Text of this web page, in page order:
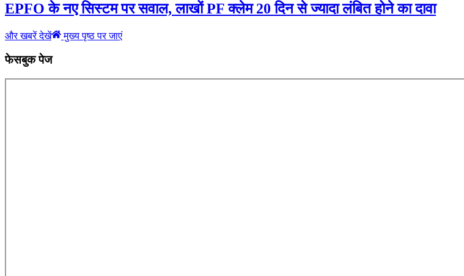
EPFO के नए सिस्टम पर सवाल, लाखों PF क्लेम 20 दिन से ज्यादा लंबित होने का दावा
और खबरें देखें मुख्य पृष्ठ पर जाएं
फेसबुक पेज